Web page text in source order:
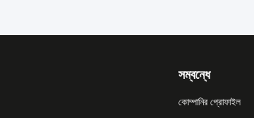
সম্বন্ধে
কোম্পানির প্রোফাইল